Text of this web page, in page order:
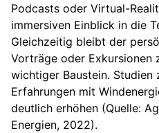
Podcasts oder Virtual-
immersiven Einblick in die
Gleichzeitig bleibt der
Vorträge oder Exkursionen
wichtiger Baustein. Studien
Erfahrungen mit
deutlich erhöhen (Quelle:
Energien, 2022).